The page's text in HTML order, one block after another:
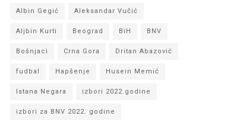
Albin Gegić Aleksandar Vučić
Aljbin Kurti Beograd BiH BNV
Bošnjaci Crna Gora Dritan Abazović
fudbal Hapšenje Husein Memić
Istana Negara izbori 2022.godine
izbori za BNV 2022. godine